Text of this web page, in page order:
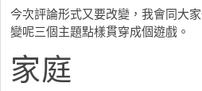
今次評論形式又要改變，我會同大
變呢三個主題點樣貫穿成個遊戲。
家庭